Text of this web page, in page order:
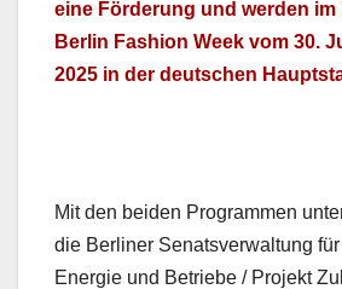
eine Förderung und wer­den im
Berlin Fash­ion Week vom 30.
2025 in der deutschen
Mit den bei­den Pro­gram­men
die Berlin­er Sen­atsver­wal­tung
Energie und Betriebe / Pro­jekt